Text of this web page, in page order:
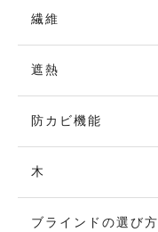
繊維
遮熱
防カビ機能
木
ブラインドの選び方